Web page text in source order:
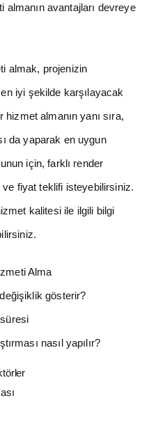
avantajları devreye
almak, projenizin
iyi şekilde karşılayacak
almanın yanı sıra,
da yaparak en uygun
için, farklı render
fiyat teklifi isteyebilirsiniz.
kalitesi ile ilgili bilgi
Alma
gösterir?
nasıl yapılır?